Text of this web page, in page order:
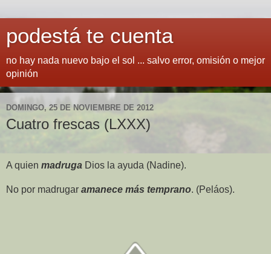
podestá te cuenta
no hay nada nuevo bajo el sol ... salvo error, omisión o mejor
opinión
DOMINGO, 25 DE NOVIEMBRE DE 2012
Cuatro frescas (LXXX)
A quien madruga Dios la ayuda (Nadine).
No por madrugar amanece más temprano. (Peláos).